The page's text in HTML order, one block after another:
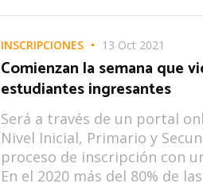
INSCRIPCIONES 13 Oct 2021
Comienzan la semana que
estudiantes ingresantes
Será a través de un portal
Nivel Inicial, Primario y
proceso de inscripción con
En el 2020 más del 80% de